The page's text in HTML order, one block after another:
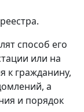
способ его
или на
к гражданину,
а
и порядок